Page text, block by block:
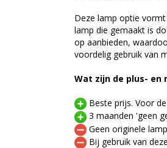
Deze lamp optie
lamp die gemaakt is
op aanbieden,
voordelig gebruik van
Wat zijn de plus- en
Beste prijs. Voor
3 maanden 'geen
Geen originele
Bij gebruik van